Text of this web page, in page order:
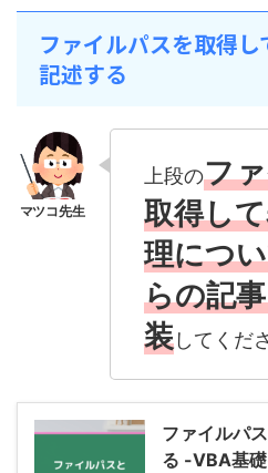
ファイルパスを取得
記述する
上段のフ
取得し
理につ
らの記
装してくだ
ファイルパ
る -VBA基